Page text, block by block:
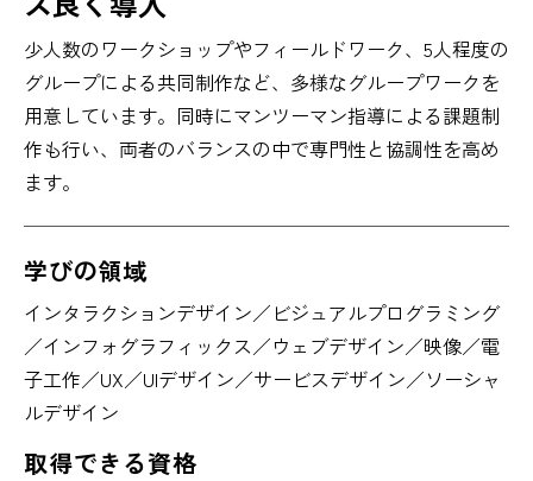
少人数のワークショップやフィールドワーク、5人程度の
グループによる共同制作など、多様なグループワークを
用意しています。同時にマンツーマン指導による課題制
作も行い、両者のバランスの中で専門性と協調性を高め
ます。
学びの領域
インタラクションデザイン／ビジュアルプログラミング
／インフォグラフィックス／ウェブデザイン／映像／電
子工作／UX／UIデザイン／サービスデザイン／ソーシャ
ルデザイン
取得できる資格